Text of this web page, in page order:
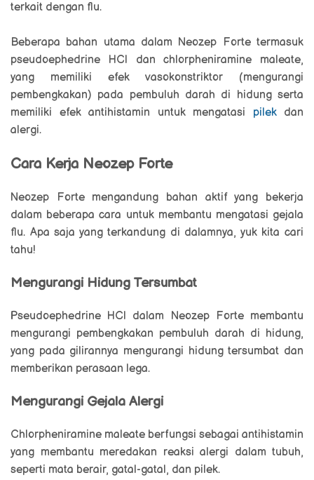
terkait dengan flu.
Beberapa bahan utama dalam Neozep Forte termasuk
pseudoephedrine HCl dan chlorpheniramine maleate,
yang memiliki efek vasokonstriktor (mengurangi
pembengkakan) pada pembuluh darah di hidung serta
memiliki efek antihistamin untuk mengatasi pilekdan
alergi.
Cara Kerja Neozep Forte
Neozep Forte mengandung bahan aktif yang bekerja
dalam beberapa cara untuk membantu mengatasi gejala
flu. Apa saja yang terkandung di dalamnya, yuk kita cari
tahu!
Mengurangi Hidung Tersumbat
Pseudoephedrine HCl dalam Neozep Forte membantu
mengurangi pembengkakan pembuluh darah di hidung,
yang pada gilirannya mengurangi hidung tersumbat dan
memberikan perasaan lega.
Mengurangi Gejala Alergi
Chlorpheniramine maleate berfungsi sebagai antihistamin
yang membantu meredakan reaksi alergi dalam tubuh,
seperti mata berair, gatal-gatal, dan pilek.